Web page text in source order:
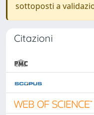
sottoposti a
Citazioni